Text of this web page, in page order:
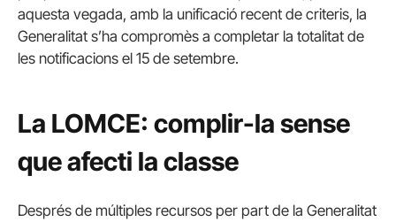
aquesta vegada, amb la unificació recent de criteris, la
Generalitat s’ha compromès a completar la totalitat de
les notificacions el 15 de setembre.
La LOMCE: complir-la sense
que afecti la classe
Després de múltiples recursos per part de la Generalitat